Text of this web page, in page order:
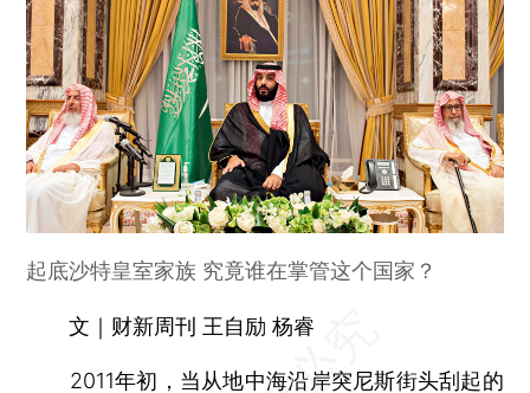
起底沙特皇室家族 究竟谁在掌管这个国家？
文｜财新周刊 王自励 杨睿
2011年初，当从地中海沿岸突尼斯街头刮起的